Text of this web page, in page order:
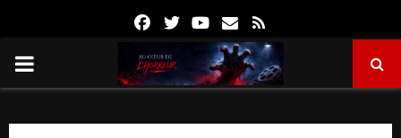
FacebookTwitterYoutube
Email
PRIMARY